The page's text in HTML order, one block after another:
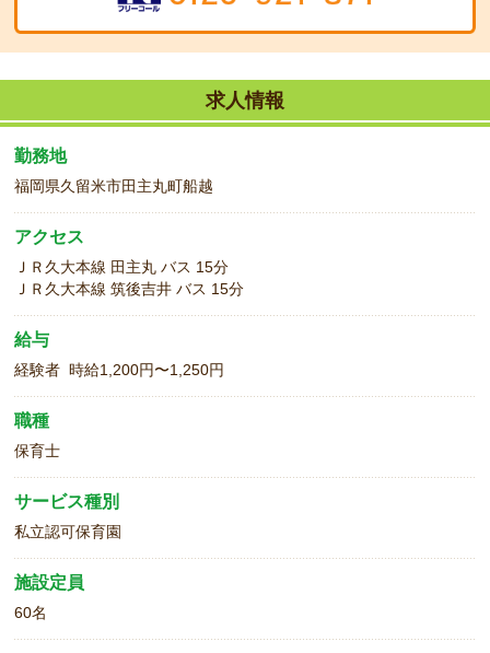
求人情報
勤務地
福岡県久留米市田主丸町船越
アクセス
ＪＲ久大本線 田主丸 バス 15分
ＪＲ久大本線 筑後吉井 バス 15分
給与
経験者 時給1,200円〜1,250円
職種
保育士
サービス種別
私立認可保育園
施設定員
60名